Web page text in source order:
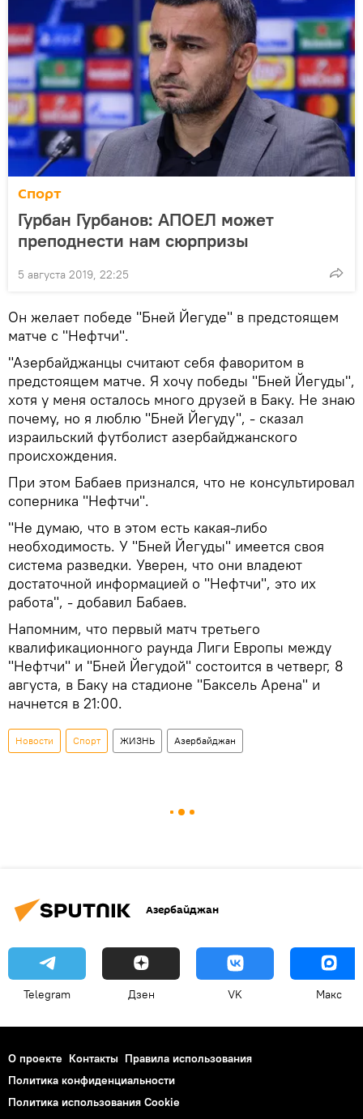
Спорт
Гурбан Гурбанов: АПОЕЛ может
преподнести нам сюрпризы
5 августа 2019, 22:25
Он желает победе "Бней Йегуде" в предстоящем
матче с "Нефтчи".
"Азербайджанцы считают себя фаворитом в
предстоящем матче. Я хочу победы "Бней Йегуды",
хотя у меня осталось много друзей в Баку. Не знаю
почему, но я люблю "Бней Йегуду", - сказал
израильский футболист азербайджанского
происхождения.
При этом Бабаев признался, что не консультировал
соперника "Нефтчи".
"Не думаю, что в этом есть какая-либо
необходимость. У "Бней Йегуды" имеется своя
система разведки. Уверен, что они владеют
достаточной информацией о "Нефтчи", это их
работа", - добавил Бабаев.
Напомним, что первый матч третьего
квалификационного раунда Лиги Европы между
"Нефтчи" и "Бней Йегудой" состоится в четверг, 8
августа, в Баку на стадионе "Баксель Арена" и
начнется в 21:00.
Новости Спорт ЖИЗНЬ Азербайджан
Азербайджан
Telegram Дзен VK Макс
О проекте Контакты Правила использования
Политика конфиденциальности
Политика использования Cookie